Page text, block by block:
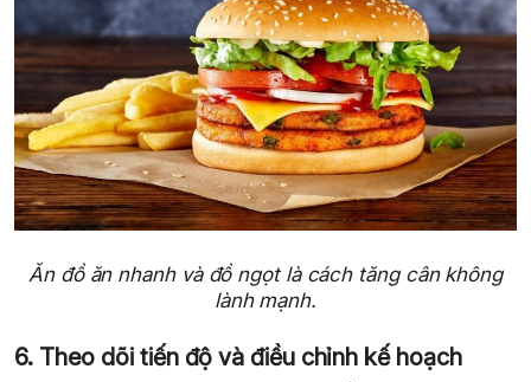
Ăn đồ ăn nhanh và đồ ngọt là cách tăng cân không
lành mạnh.
6. Theo dõi tiến độ và điều chỉnh kế hoạch